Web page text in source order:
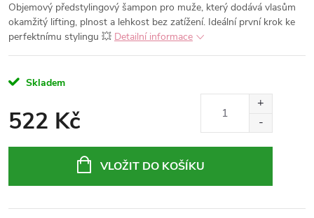
Objemový předstylingový šampon pro muže, který dodává vlasům
okamžitý lifting, plnost a lehkost bez zatížení. Ideální první krok ke
perfektnímu stylingu 💥 Detailní informace
Skladem
522 Kč
VLOŽIT DO KOŠÍKU